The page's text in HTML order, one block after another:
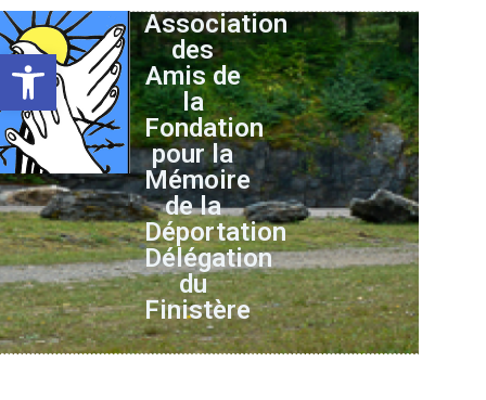
Ouvrir la barre d’outils
Association
des
Amis de
la
Fondation
pour la
Mémoire
de la
Déportation
Délégation
du
Finistère